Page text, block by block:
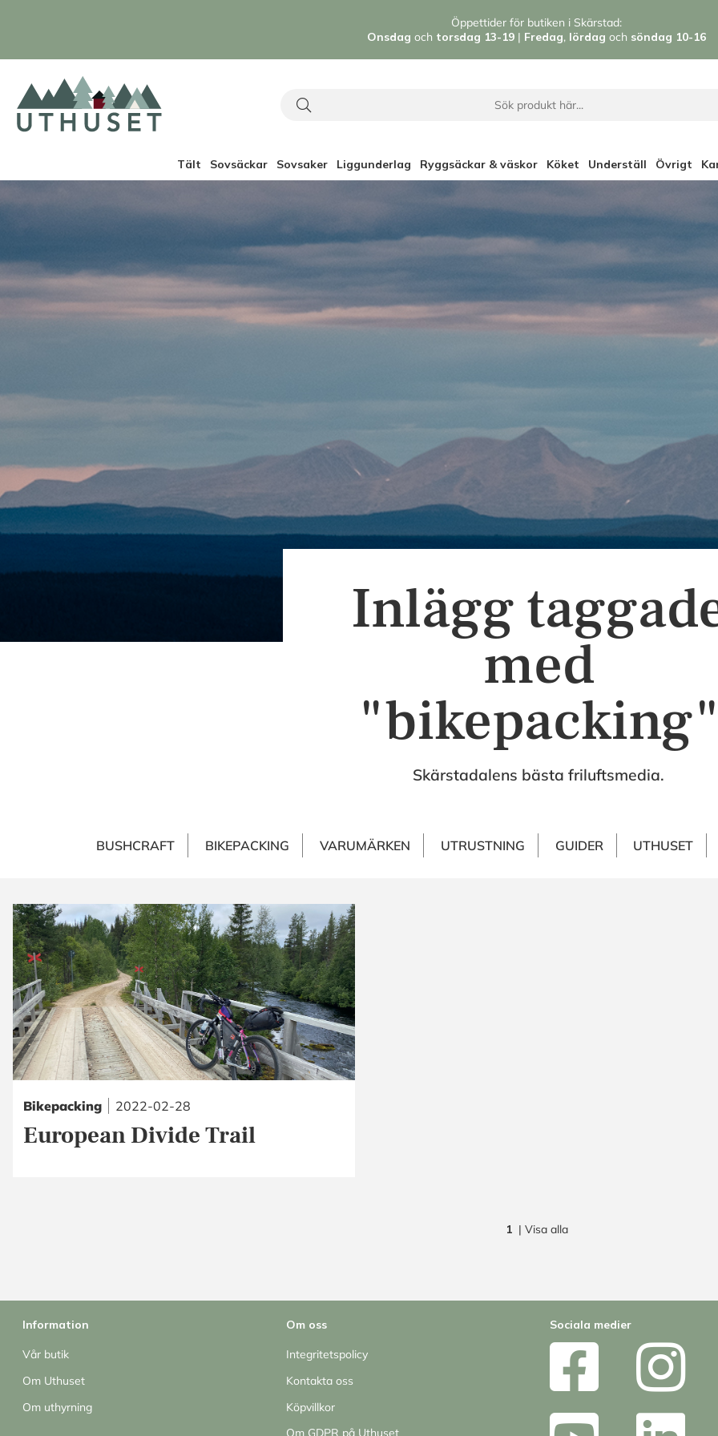
Öppettider för butiken i Skärstad:
Onsdag och torsdag 13-19 | Fredag, lördag och söndag 10-16
Tält Sovsäckar Sovsaker Liggunderlag Ryggsäckar & väskor Köket Underställ Övrigt
Inlägg
med
Skärstadalens bästa friluftsmedia.
BUSHCRAFT BIKEPACKING VARUMÄRKEN UTRUSTNING GUIDER UTHUSET
Bikepacking 2022-02-28
European Divide Trail
1 | Visa alla
Information
Vår butik
Om Uthuset
Om uthyrning
Om oss
Integritetspolicy
Kontakta oss
Köpvillkor
Om GDPR på Uthuset
Sociala medier